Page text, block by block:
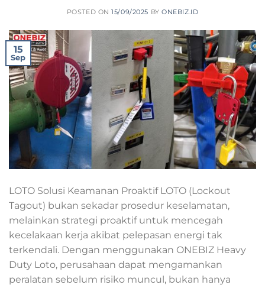
POSTED ON15/09/2025 BYONEBIZ.ID
15
Sep
LOTO Solusi Keamanan Proaktif LOTO (Lockout
Tagout) bukan sekadar prosedur keselamatan,
melainkan strategi proaktif untuk mencegah
kecelakaan kerja akibat pelepasan energi tak
terkendali. Dengan menggunakan ONEBIZ Heavy
Duty Loto, perusahaan dapat mengamankan
peralatan sebelum risiko muncul, bukan hanya